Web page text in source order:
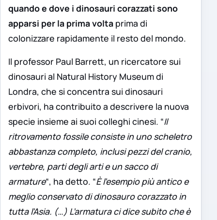
quando e dove i dinosauri corazzati sono
apparsi per la prima volta prima di
colonizzare rapidamente il resto del mondo.
Il professor Paul Barrett, un ricercatore sui
dinosauri al Natural History Museum di
Londra, che si concentra sui dinosauri
erbivori, ha contribuito a descrivere la nuova
specie insieme ai suoi colleghi cinesi. “Il
ritrovamento fossile consiste in uno scheletro
abbastanza completo, inclusi pezzi del cranio,
vertebre, parti degli arti e un sacco di
armature“, ha detto. “È l’esempio più antico e
meglio conservato di dinosauro corazzato in
tutta l’Asia. (…) L’armatura ci dice subito che è